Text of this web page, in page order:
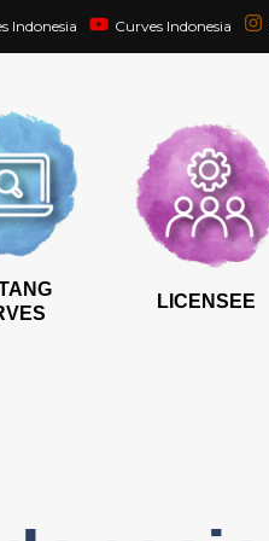
Indonesia Curves Indonesia
LICENSEE